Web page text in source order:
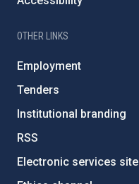
OTHER LINKS
Employment
Tenders
Institutional branding
RSS
Electronic services site